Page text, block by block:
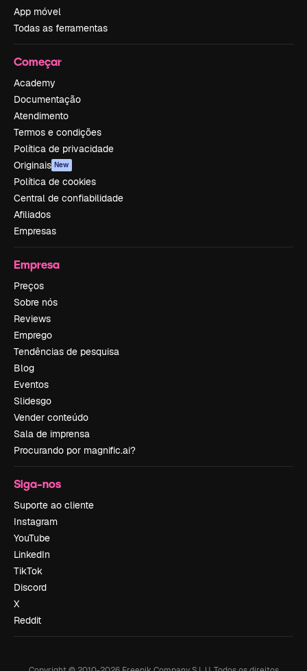
App móvel
Todas as ferramentas
Começar
Academy
Documentação
Atendimento
Termos e condições
Política de privacidade
Originais New
Política de cookies
Central de confiabilidade
Afiliados
Empresas
Empresa
Preços
Sobre nós
Reviews
Emprego
Tendências de pesquisa
Blog
Eventos
Slidesgo
Vender conteúdo
Sala de imprensa
Procurando por magnific.ai?
Siga-nos
Suporte ao cliente
Instagram
YouTube
LinkedIn
TikTok
Discord
X
Reddit